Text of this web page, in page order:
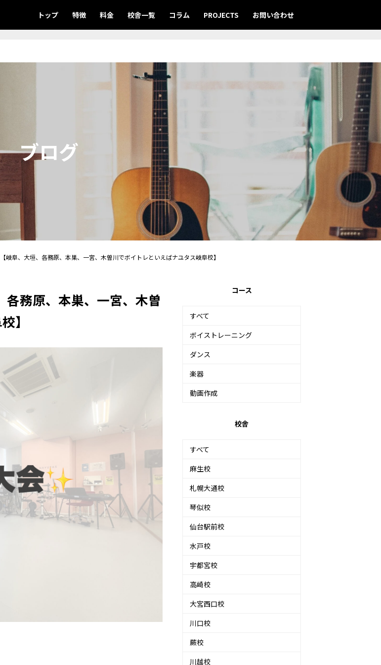
トップ 特徴 料金 校舎一覧 コラム PROJECTS お問い合わせ
ブログ
【岐阜、大垣、各務原、本巣、一宮、木曽川でボイトレといえばナユタス岐阜校】
各務原、本巣、一宮、木曽
】
コース
すべて
ボイストレーニング
ダンス
楽器
動画作成
校舎
すべて
麻生校
札幌大通校
琴似校
仙台駅前校
水戸校
宇都宮校
高崎校
大宮西口校
川口校
蕨校
川越校